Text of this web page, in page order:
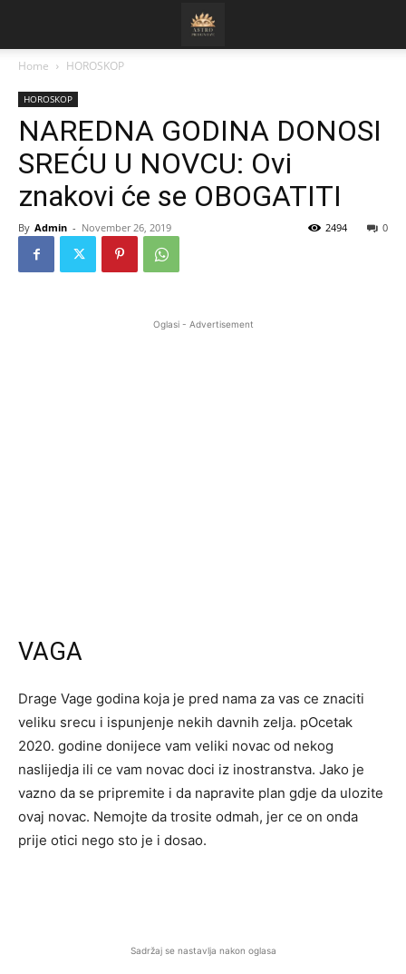
Home HOROSKOP
HOROSKOP
NAREDNA GODINA DONOSI
SREĆU U NOVCU: Ovi
znakovi će se OBOGATITI
By Admin - November 26, 2019 0
2494
Oglasi - Advertisement
VAGA
Drage Vage godina koja je pred nama za vas ce znaciti
veliku srecu i ispunjenje nekih davnih zelja. pOcetak
2020. godine donijece vam veliki novac od nekog
naslijedja ili ce vam novac doci iz inostranstva. Jako je
vazno da se pripremite i da napravite plan gdje da ulozite
ovaj novac. Nemojte da trosite odmah, jer ce on onda
prije otici nego sto je i dosao.
Sadržaj se nastavlja nakon oglasa